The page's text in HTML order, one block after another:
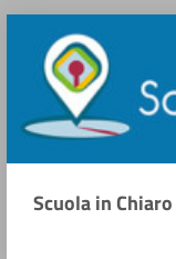
Scuola in Chiaro